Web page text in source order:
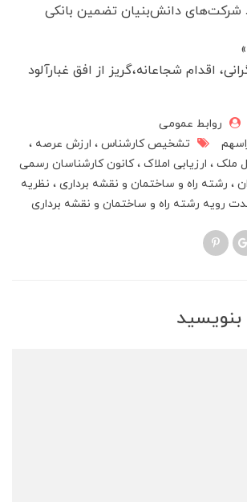
شرکت‌های دانش‌بنیان تضمین بانکی
اقدام شجاعانه،گریز از افق غبارآلود
روابط عمومی
تشخیص کارشناس
ارزش عرصه
ملک ارزیابی املاک
کانون کارشناسان رسمی
رشته راه و ساختمان و نقشه برداری
نظریه
رویه رشته راه و ساختمان و نقشه برداری
بنویسید